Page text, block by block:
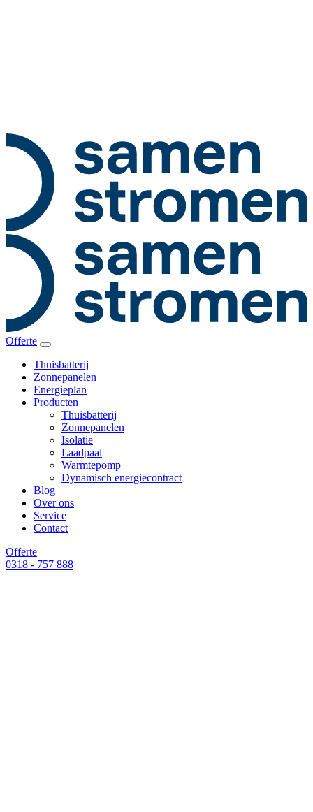
Offerte
Thuisbatterij
Zonnepanelen
Energieplan
Producten
Thuisbatterij
Zonnepanelen
Isolatie
Laadpaal
Warmtepomp
Dynamisch energiecontract
Blog
Over ons
Service
Contact
Offerte
0318 - 757 888